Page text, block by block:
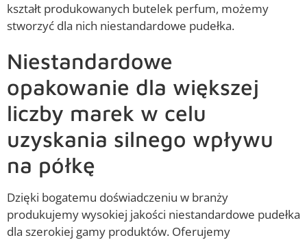
kształt produkowanych butelek perfum, możemy
stworzyć dla nich niestandardowe pudełka.
Niestandardowe
opakowanie dla większej
liczby marek w celu
uzyskania silnego wpływu
na półkę
Dzięki bogatemu doświadczeniu w branży
produkujemy wysokiej jakości niestandardowe pudełka
dla szerokiej gamy produktów. Oferujemy